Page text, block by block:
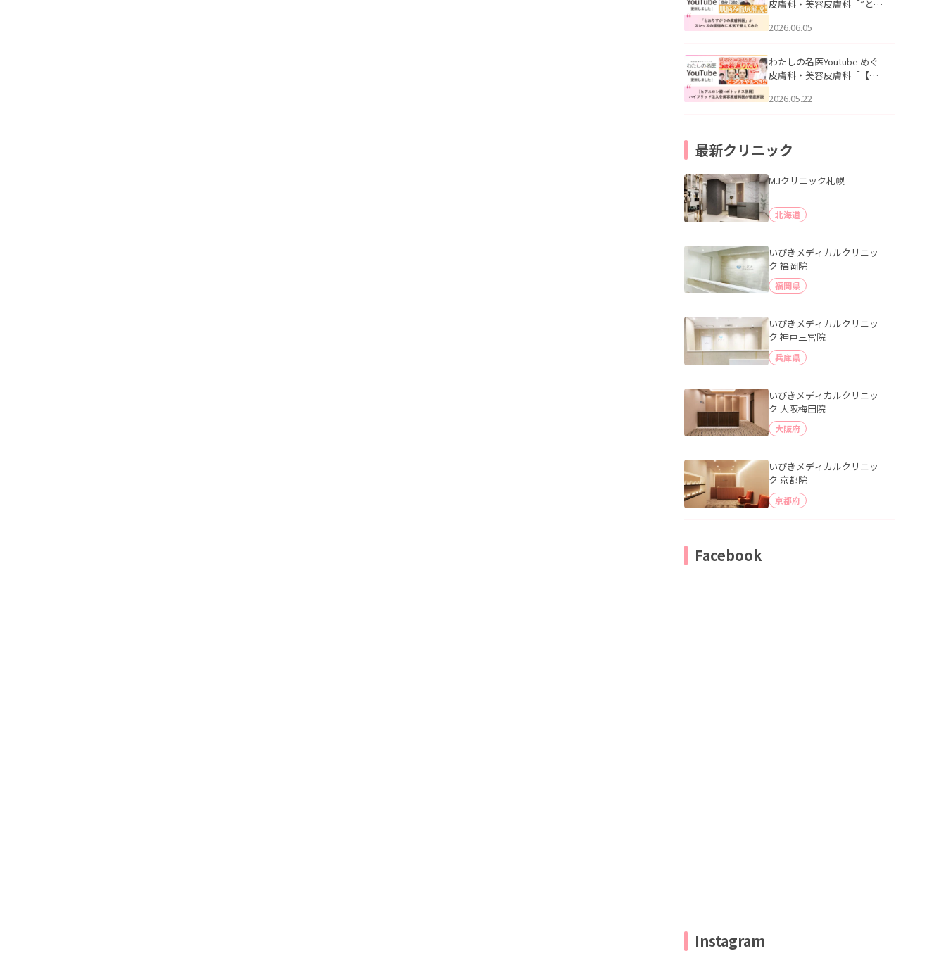
皮膚科・美容皮膚科「”とお
ッズの肌悩みに本気で答え
た。
2026.06.05
わたしの名医Youtube めぐ
皮膚科・美容皮膚科「【ヒ
用】ハイブリッド注入を美
2026.05.22
最新クリニック
MJクリニック札幌
北海道
いびきメディカルクリニッ
ク 福岡院
福岡県
いびきメディカルクリニッ
ク 神戸三宮院
兵庫県
いびきメディカルクリニッ
ク 大阪梅田院
大阪府
いびきメディカルクリニッ
ク 京都院
京都府
Facebook
Instagram